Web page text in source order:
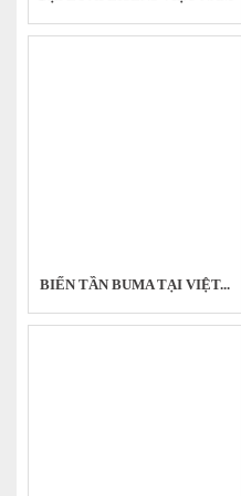
BIẾN TẦN BUMA TẠI VIỆT...